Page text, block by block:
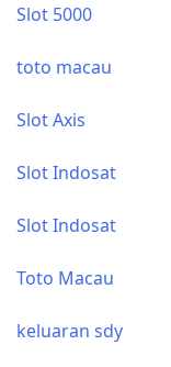
Slot 5000
toto macau
Slot Axis
Slot Indosat
Slot Indosat
Toto Macau
keluaran sdy